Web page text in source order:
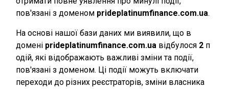
пов'язані з доменом prideplatinumfinance.com.ua.
На основі нашої бази даних ми виявили, що в
домені prideplatinumfinance.com.ua відбулося 2 п
одій, які відображають важливі зміни та події,
пов'язані з доменом. Ці події можуть включати
переходи до різних реєстраторів, зміни власника